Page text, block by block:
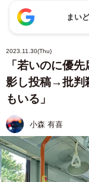
まい
2023.11.30(Thu)
「若いのに優
影し投稿→批判
もいる」
小森 有喜